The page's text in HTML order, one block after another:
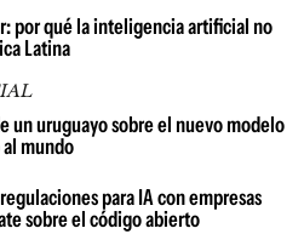
por qué la inteligencia artificial no
Latina
un uruguayo sobre el nuevo modelo
mundo
para IA con empresas
sobre el código abierto